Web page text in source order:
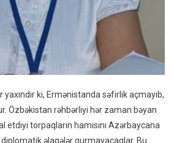
ki, Ermənistanda səfirlik açmayıb,
Özbəkistan rəhbərliyi hər zaman bəyan
etdiyi torpaqların hamısını Azərbaycana
əlaqələr qurmayacaqlar. Bu